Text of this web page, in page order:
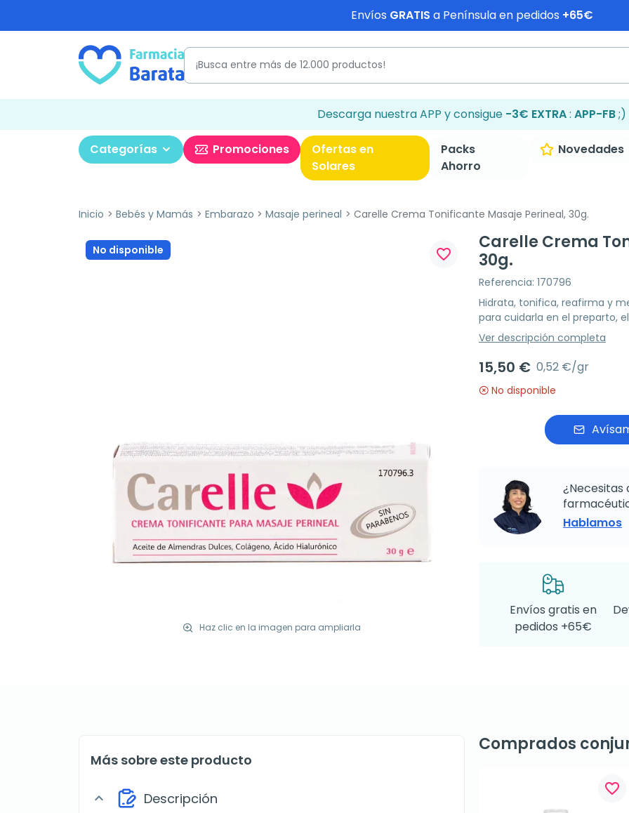
Envíos GRATIS a Península en pedidos +65€
Descarga nuestra APP y consigue -3€ EXTRA: APP-FB;)
Categorías Promociones
Ofertas en
Solares
Packs
Ahorro
Novedades
Inicio Bebés y Mamás Embarazo Masaje perineal Carelle Crema Tonificante Masaje Perineal, 30g.
No disponible
Haz clic en la imagen para ampliarla
favorite_border
Carelle Crema
30g.
Referencia: 170796
Hidrata, tonifica, reafirma y
para cuidarla en el preparto,
Ver descripción completa
15,50 € 0,52 €/gr
No disponible
¿Necesitas
Hablamos
Envíos gratis en
pedidos +65€
Más sobre este producto
expand_more Descripción
Comprados
favorite_border